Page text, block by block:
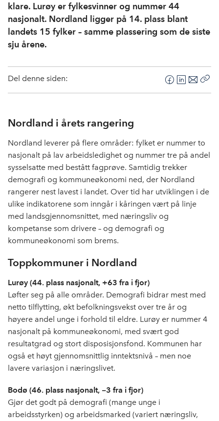
klare. Lurøy er fylkesvinner og nummer 44
nasjonalt. Nordland ligger på 14. plass blant
landets 15 fylker – samme plassering som de siste
sju årene.
Del denne siden:
F
a
o
o
k
L
i
d
I
n
E
-
t
Nordland i årets rangering
Nordland leverer på flere områder: fylket er nummer to
nasjonalt på lav arbeidsledighet og nummer tre på andel
sysselsatte med bestått fagprøve. Samtidig trekker
demografi og kommuneøkonomi ned, der Nordland
rangerer nest lavest i landet. Over tid har utviklingen i de
ulike indikatorene som inngår i kåringen vært på linje
med landsgjennomsnittet, med næringsliv og
kompetanse som drivere – og demografi og
kommuneøkonomi som brems.
Toppkommuner i Nordland
Lurøy (44. plass nasjonalt, +63 fra i fjor)
Løfter seg på alle områder. Demografi bidrar mest med
netto tilflytting, økt befolkningsvekst over tre år og
høyere andel unge i forhold til eldre. Lurøy er nummer 4
nasjonalt på kommuneøkonomi, med svært god
resultatgrad og stort disposisjonsfond. Kommunen har
også et høyt gjennomsnittlig inntektsnivå – men noe
lavere variasjon i næringslivet.
Bodø (46. plass nasjonalt, −3 fra i fjor)
Gjør det godt på demografi (mange unge i
arbeidsstyrken) og arbeidsmarked (variert næringsliv,